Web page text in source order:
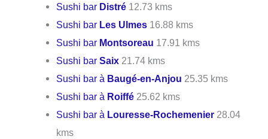
Sushi bar Distré 12.73 kms
Sushi bar Les Ulmes 16.88 kms
Sushi bar Montsoreau 17.91 kms
Sushi barSaix 21.74 kms
Sushi bar à Baugé-en-Anjou 25.35 kms
Sushi bar à Roiffé 25.62 kms
Sushi bar à Louresse-Rochemenier 28.04
kms